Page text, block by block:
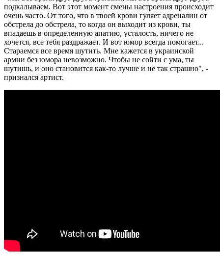
подкалываем. Вот этот момент смены настроения происходит
очень часто. От того, что в твоей крови гуляет адреналин от
обстрела до обстрела, то когда он выходит из крови, ты
впадаешь в определенную апатию, усталость, ничего не
хочется, все тебя раздражает. И вот юмор всегда помогает...
Стараемся все время шутить. Мне кажется в украинской
армии без юмора невозможно. Чтобы не сойти с ума, ты
шутишь, и оно становится как-то лучше и не так страшно", -
признался артист.